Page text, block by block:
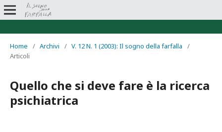
Home / Archivi / V. 12 N. 1 (2003): Il sogno della farfalla
/
Articoli
Quello che si deve fare è la ricerca
psichiatrica